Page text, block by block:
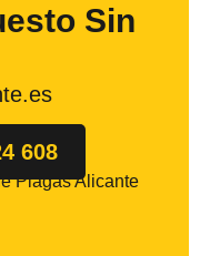
Sin
608